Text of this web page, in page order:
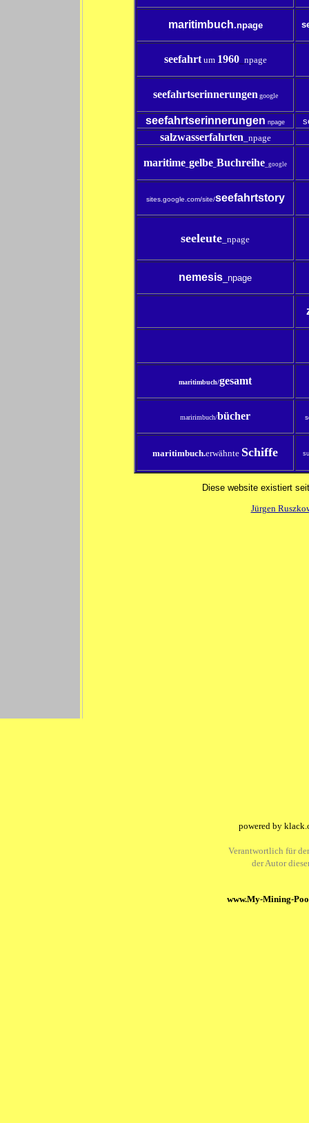
maritimbuch.npage
seefahrt um 1960_ npage
seefahrtserinnerungen google
seefahrtserinnerungen npage
salzwasserfahrten_npage
maritime gelbe Buchreihe _google
sites.google.com/site/seefahrtstory
seeleute _npage
nemesis _npage
maritimbuch/gesamt
maririmbuch/bücher
maritimbuch.erwähnte Schiffe
Diese website existiert
Jürgen
powered by
Verantwortlich für
der Autor
www.My-Mining-